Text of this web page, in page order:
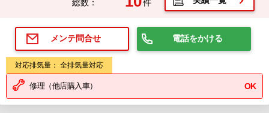
総数：
件
メンテ問合せ 電話をかける
対応排気量： 全排気量対応
修理（他店購入車） OK